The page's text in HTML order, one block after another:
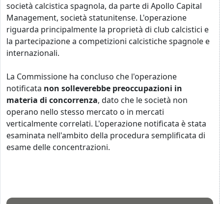
società calcistica spagnola, da parte di Apollo Capital
Management, società statunitense. L'operazione
riguarda principalmente la proprietà di club calcistici e
la partecipazione a competizioni calcistiche spagnole e
internazionali.
La Commissione ha concluso che l'operazione
notificata non solleverebbe preoccupazioni in
materia di concorrenza, dato che le società non
operano nello stesso mercato o in mercati
verticalmente correlati. L'operazione notificata è stata
esaminata nell'ambito della procedura semplificata di
esame delle concentrazioni.